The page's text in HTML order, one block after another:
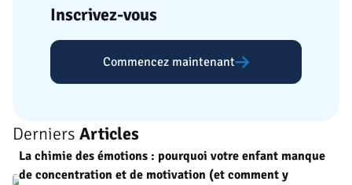
Inscrivez-vous
Commencez maintenant
Derniers Articles
La chimie des émotions : pourquoi votre enfant manque
de concentration et de motivation (et comment y